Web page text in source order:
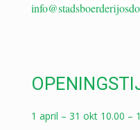
1 april – 31 okt 10.00 –